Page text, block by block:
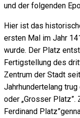
und der folgenden
Hier ist das
ersten Mal im Jahr
wurde. Der Platz
Fertigstellung des
Zentrum der Stadt
Jahrhundertelang trug
oder „Grosser
Ferdinand